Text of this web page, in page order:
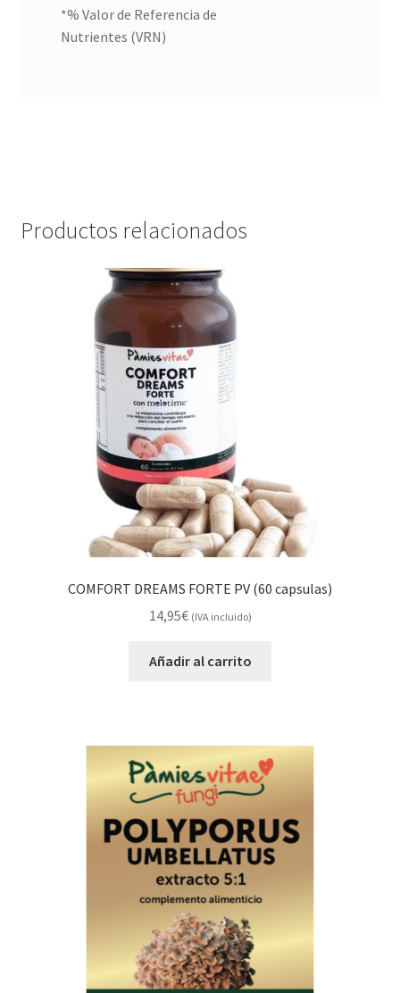
*% Valor de Referencia de
Nutrientes (VRN)
Productos relacionados
COMFORT DREAMS FORTE PV (60 capsulas)
14,95€ (IVA incluido)
Añadir al carrito